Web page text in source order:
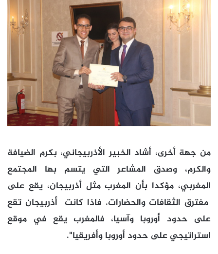
من جهة أخرى، أشاد الخبير الأذربيجاني، بكرم الضيافة
والكرم، وصدق المشاعر التي يتسم بها المجتمع
المغربي، مؤكدا بأن المغرب مثل أذربيجان، يقع على
مفترق الثقافات والحضارات. فاذا كانت أذربيجان تقع
على حدود أوروبا وآسيا، فالمغرب يقع في موقع
استراتيجي على حدود أوروبا وأفريقيا".